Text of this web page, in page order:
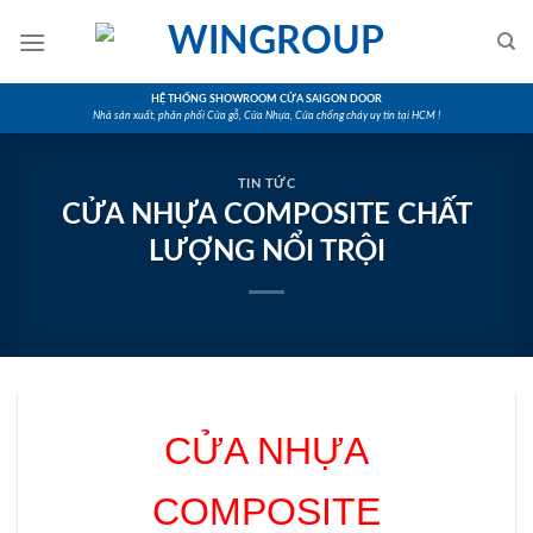
HỆ THỐNG SHOWROOM CỬA SAIGON DOOR
Nhà sản xuất, phân phối Cửa gỗ, Cửa Nhựa, Cửa chống cháy uy tín tại HCM !
TIN TỨC
CỬA NHỰA COMPOSITE CHẤT
LƯỢNG NỔI TRỘI
CỬA NHỰA
COMPOSITE